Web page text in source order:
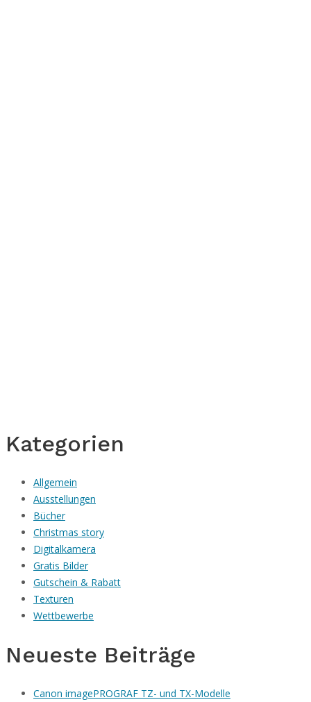
Kategorien
Allgemein
Ausstellungen
Bücher
Christmas story
Digitalkamera
Gratis Bilder
Gutschein & Rabatt
Texturen
Wettbewerbe
Neueste Beiträge
Canon imagePROGRAF TZ- und TX-Modelle